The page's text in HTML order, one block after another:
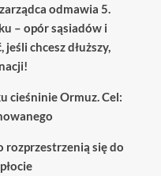
odmawia 5.
– opór sąsiadów i
chcesz dłuższy,
cieśninie Ormuz. Cel:
rozprzestrzenią się do